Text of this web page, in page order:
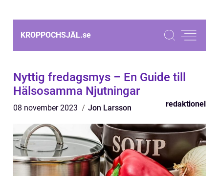
KROPPOCHSJÄL.se
Nyttig fredagsmys – En Guide till
Hälsosamma Njutningar
08 november 2023 Jon Larsson redaktionel